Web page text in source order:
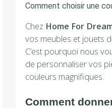
Comment choisir une
Chez Home For
vos meubles et jouets
C’est pourquoi nous
de personnaliser vos
couleurs magnifiques.
Comment